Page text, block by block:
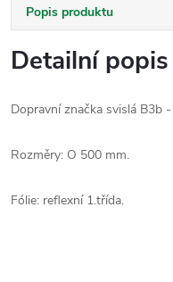
Popis produktu
Detailní
Dopravní značka svislá B3b
Rozměry: O 500 mm.
Fólie: reflexní 1.třída.